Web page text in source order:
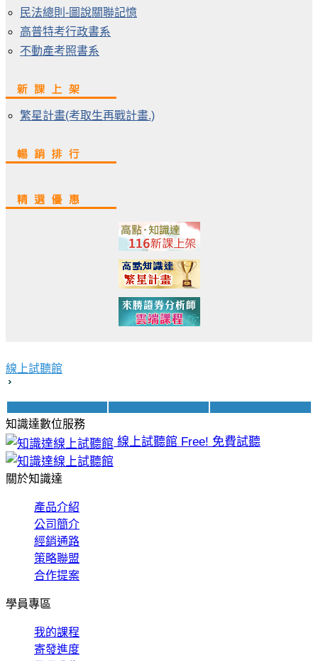
民法總則-圖說關聯記憶
高普特考行政書系
不動產考照書系
繁星計畫(考取生再戰計畫.)
線上試聽館
知識達數位服務
線上試聽館 Free! 免費試聽
關於知識達
產品介紹
公司簡介
經銷通路
策略聯盟
合作提案
學員專區
我的課程
寄發進度